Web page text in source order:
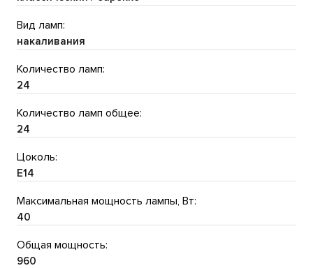
Вид ламп:
накаливания
Количество ламп:
24
Количество ламп общее:
24
Цоколь:
E14
Максимальная мощность лампы, Вт:
40
Общая мощность:
960